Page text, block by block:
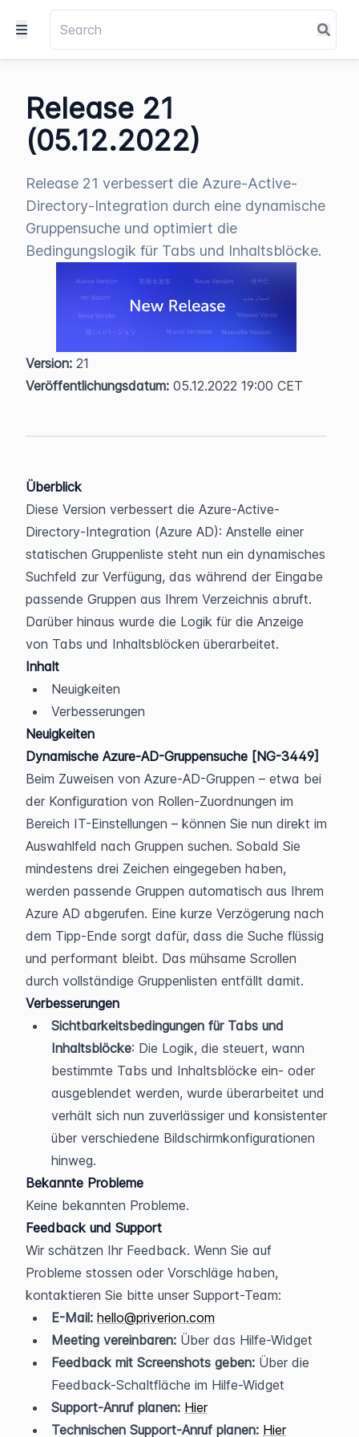
Release 21
(05.12.2022)
Release 21 verbessert die Azure-Active-
Directory-Integration durch eine dynamische
Gruppensuche und optimiert die
Bedingungslogik für Tabs und Inhaltsblöcke.
Version: 21
Veröffentlichungsdatum: 05.12.2022 19:00 CET
Überblick
Diese Version verbessert die Azure-Active-
Directory-Integration (Azure AD): Anstelle einer
statischen Gruppenliste steht nun ein dynamisches
Suchfeld zur Verfügung, das während der Eingabe
passende Gruppen aus Ihrem Verzeichnis abruft.
Darüber hinaus wurde die Logik für die Anzeige
von Tabs und Inhaltsblöcken überarbeitet.
Inhalt
Neuigkeiten
Verbesserungen
Neuigkeiten
Dynamische Azure-AD-Gruppensuche [NG-3449]
Beim Zuweisen von Azure-AD-Gruppen – etwa bei
der Konfiguration von Rollen-Zuordnungen im
Bereich IT-Einstellungen – können Sie nun direkt im
Auswahlfeld nach Gruppen suchen. Sobald Sie
mindestens drei Zeichen eingegeben haben,
werden passende Gruppen automatisch aus Ihrem
Azure AD abgerufen. Eine kurze Verzögerung nach
dem Tipp-Ende sorgt dafür, dass die Suche flüssig
und performant bleibt. Das mühsame Scrollen
durch vollständige Gruppenlisten entfällt damit.
Verbesserungen
Sichtbarkeitsbedingungen für Tabs und
Inhaltsblöcke: Die Logik, die steuert, wann
bestimmte Tabs und Inhaltsblöcke ein- oder
ausgeblendet werden, wurde überarbeitet und
verhält sich nun zuverlässiger und konsistenter
über verschiedene Bildschirmkonfigurationen
hinweg.
Bekannte Probleme
Keine bekannten Probleme.
Feedback und Support
Wir schätzen Ihr Feedback. Wenn Sie auf
Probleme stossen oder Vorschläge haben,
kontaktieren Sie bitte unser Support-Team:
E-Mail: hello@priverion.com
Meeting vereinbaren: Über das Hilfe-Widget
Feedback mit Screenshots geben: Über die
Feedback-Schaltfläche im Hilfe-Widget
Support-Anruf planen: Hier
Technischen Support-Anruf planen: Hier